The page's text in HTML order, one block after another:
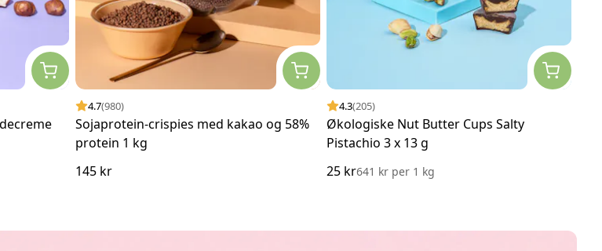
4.7(980)
Sojaprotein-crispies med kakao og 58%
protein 1 kg
145 kr
4.3(205)
Økologiske Nut Butter Cups Salty
Pistachio 3 x 13 g
25 kr641 kr per1 kg